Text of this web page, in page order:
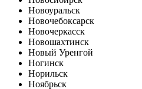
Новоуральск
Новочебоксарск
Новочеркасск
Новошахтинск
Новый Уренгой
Ногинск
Норильск
Ноябрьск